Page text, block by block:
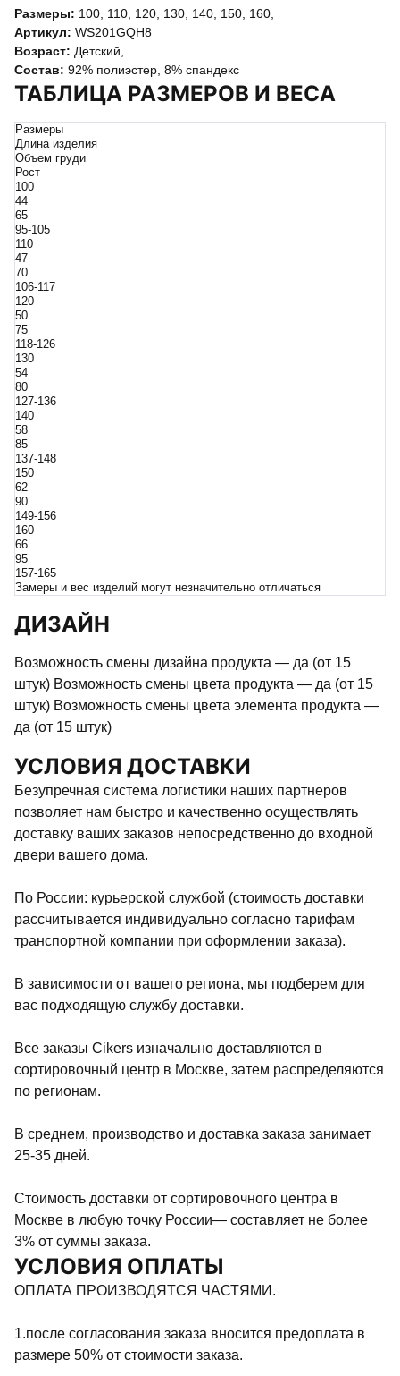
Размеры: 100 110 120 130 140 150 160
Артикул: WS201GQH8
Возраст: Детский
Состав: 92% полиэстер, 8% спандекс
ТАБЛИЦА РАЗМЕРОВ И ВЕСА
Размеры
Длина изделия
Объем груди
Рост
100
44
65
95-105
110
47
70
106-117
120
50
75
118-126
130
54
80
127-136
140
58
85
137-148
150
62
90
149-156
160
66
95
157-165
Замеры и вес изделий могут незначительно отличаться
ДИЗАЙН
Возможность смены дизайна продукта — да (от 15
штук) Возможность смены цвета продукта — да (от 15
штук) Возможность смены цвета элемента продукта —
да (от 15 штук)
УСЛОВИЯ ДОСТАВКИ
Безупречная система логистики наших партнеров
позволяет нам быстро и качественно осуществлять
доставку ваших заказов непосредственно до входной
двери вашего дома.
По России: курьерской службой (стоимость доставки
рассчитывается индивидуально согласно тарифам
транспортной компании при оформлении заказа).
В зависимости от вашего региона, мы подберем для
вас подходящую службу доставки.
Все заказы Cikers изначально доставляются в
сортировочный центр в Москве, затем распределяются
по регионам.
В среднем, производство и доставка заказа занимает
25-35 дней.
Стоимость доставки от сортировочного центра в
Москве в любую точку России— составляет не более
3% от суммы заказа.
УСЛОВИЯ ОПЛАТЫ
ОПЛАТА ПРОИЗВОДЯТСЯ ЧАСТЯМИ.
1.после согласования заказа вносится предоплата в
размере 50% от стоимости заказа.